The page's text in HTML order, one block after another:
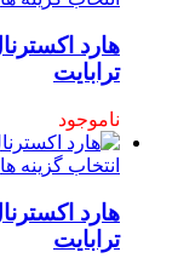
ترابایت
ناموجود
انتخاب گزینه ها
ترابایت